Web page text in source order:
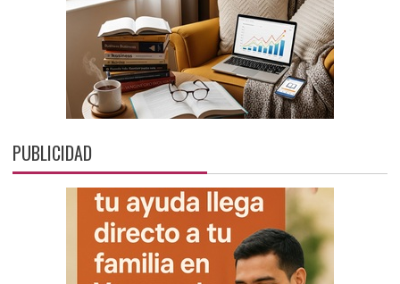
PUBLICIDAD